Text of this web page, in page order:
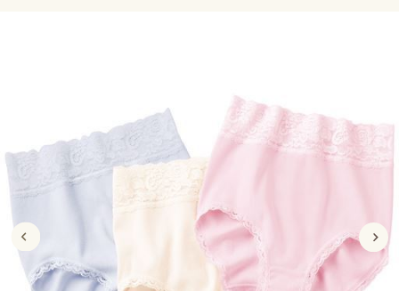
ジュニア・ティーンズ下着
キッチン・雑貨・日用品
寝具・インテリア・家具通販すべて
家具・収納
カーテン・ラグ・ファブリック
美容・健康通販すべて
制服・スクール
制服・学生服
大きいサイズ通販すべて
バーゲン
寝具・ベッド
カーテン・ラグ・ファブリック
美容・健康・サプリメント
制服・スクールすべて
ジュニア・ティーンズ下着
大きいサイズ
大きいサイズ通販すべて
大きいサイズ レディース服
バーゲンセール
詳細検索